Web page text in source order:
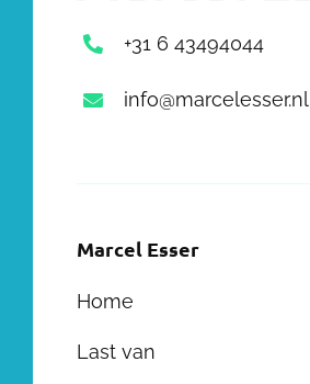
+31 6 43494044
info@marcelesser.nl
Marcel Esser
Home
Last van